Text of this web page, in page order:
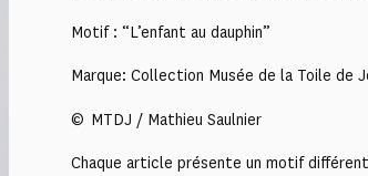
Motif : “L’enfant au dauphin”
Marque: Collection Musée de la Toile de
© MTDJ / Mathieu Saulnier
Chaque article présente un motif